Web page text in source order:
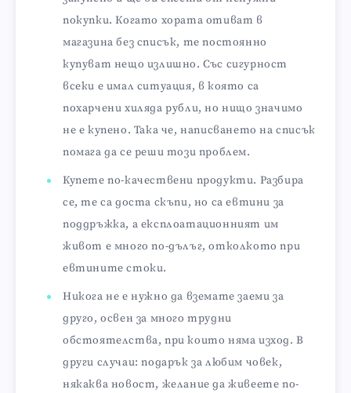
покупки. Когато хората отиват в
магазина без списък, те постоянно
купуват нещо излишно. Със сигурност
всеки е имал ситуация, в която са
похарчени хиляда рубли, но нищо значимо
не е купено. Така че, написването на списък
помага да се реши този проблем.
Купете по-качествени продукти. Разбира
се, те са доста скъпи, но са евтини за
поддръжка, а експлоатационният им
живот е много по-дълъг, отколкото при
евтините стоки.
Никога не е нужно да вземате заеми за
друго, освен за много трудни
обстоятелства, при които няма изход. В
други случаи: подарък за любим човек,
някаква новост, желание да живеете по-